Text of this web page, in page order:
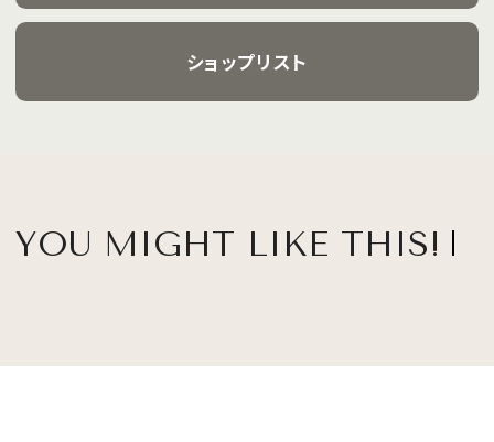
ショップリスト
YOU MIGHT LIKE THIS!